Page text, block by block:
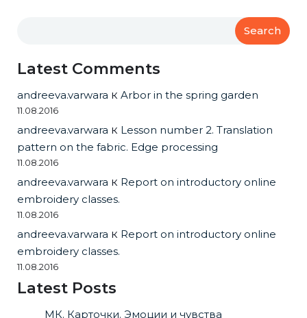
Search
Latest Comments
andreeva.varwara к Arbor in the spring garden
11.08.2016
andreeva.varwara к Lesson number 2. Translation
pattern on the fabric. Edge processing
11.08.2016
andreeva.varwara к Report on introductory online
embroidery classes.
11.08.2016
andreeva.varwara к Report on introductory online
embroidery classes.
11.08.2016
Latest Posts
МК. Карточки. Эмоции и чувства